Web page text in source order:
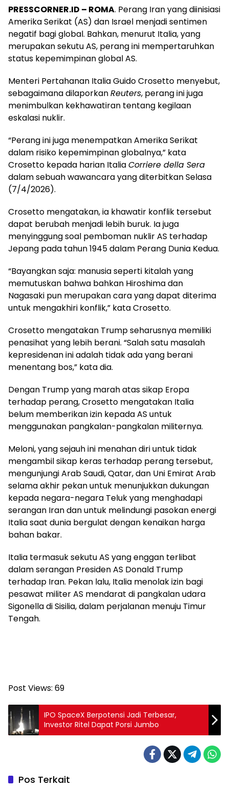
PRESSCORNER.ID – ROMA. Perang Iran yang diinisiasi
Amerika Serikat (AS) dan Israel menjadi sentimen
negatif bagi global. Bahkan, menurut Italia, yang
merupakan sekutu AS, perang ini mempertaruhkan
status kepemimpinan global AS.
Menteri Pertahanan Italia Guido Crosetto menyebut,
sebagaimana dilaporkanReuters, perang ini juga
menimbulkan kekhawatiran tentang kegilaan
eskalasi nuklir.
“Perang ini juga menempatkan Amerika Serikat
dalam risiko kepemimpinan globalnya,” kata
Crosetto kepada harian ItaliaCorriere della Sera
dalam sebuah wawancara yang diterbitkan Selasa
(7/4/2026).
Crosetto mengatakan, ia khawatir konflik tersebut
dapat berubah menjadi lebih buruk. Ia juga
menyinggung soal pemboman nuklir AS terhadap
Jepang pada tahun 1945 dalam Perang Dunia Kedua.
“Bayangkan saja: manusia seperti kitalah yang
memutuskan bahwa bahkan Hiroshima dan
Nagasaki pun merupakan cara yang dapat diterima
untuk mengakhiri konflik,” kata Crosetto.
Crosetto mengatakan Trump seharusnya memiliki
penasihat yang lebih berani. “Salah satu masalah
kepresidenan ini adalah tidak ada yang berani
menentang bos,” kata dia.
Dengan Trump yang marah atas sikap Eropa
terhadap perang, Crosetto mengatakan Italia
belum memberikan izin kepada AS untuk
menggunakan pangkalan-pangkalan militernya.
Meloni, yang sejauh ini menahan diri untuk tidak
mengambil sikap keras terhadap perang tersebut,
mengunjungi Arab Saudi, Qatar, dan Uni Emirat Arab
selama akhir pekan untuk menunjukkan dukungan
kepada negara-negara Teluk yang menghadapi
serangan Iran dan untuk melindungi pasokan energi
Italia saat dunia bergulat dengan kenaikan harga
bahan bakar.
Italia termasuk sekutu AS yang enggan terlibat
dalam serangan Presiden AS Donald Trump
terhadap Iran. Pekan lalu, Italia menolak izin bagi
pesawat militer AS mendarat di pangkalan udara
Sigonella di Sisilia, dalam perjalanan menuju Timur
Tengah.
Post Views: 69
IPO SpaceX Berpotensi Jadi Terbesar,
Investor Ritel Dapat Porsi Jumbo
Pos Terkait